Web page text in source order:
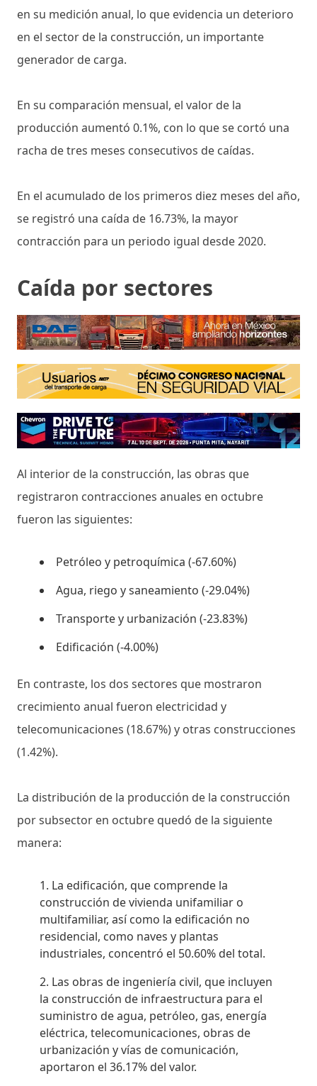
en su medición anual, lo que evidencia un deterioro
en el sector de la construcción, un importante
generador de carga.
En su comparación mensual, el valor de la
producción aumentó 0.1%, con lo que se cortó una
racha de tres meses consecutivos de caídas.
En el acumulado de los primeros diez meses del año,
se registró una caída de 16.73%, la mayor
contracción para un periodo igual desde 2020.
Caída por sectores
Al interior de la construcción, las obras que
registraron contracciones anuales en octubre
fueron las siguientes:
Petróleo y petroquímica (-67.60%)
Agua, riego y saneamiento (-29.04%)
Transporte y urbanización (-23.83%)
Edificación (-4.00%)
En contraste, los dos sectores que mostraron
crecimiento anual fueron electricidad y
telecomunicaciones (18.67%) y otras construcciones
(1.42%).
La distribución de la producción de la construcción
por subsector en octubre quedó de la siguiente
manera:
La edificación, que comprende la
construcción de vivienda unifamiliar o
multifamiliar, así como la edificación no
residencial, como naves y plantas
industriales, concentró el 50.60% del total.
Las obras de ingeniería civil, que incluyen
la construcción de infraestructura para el
suministro de agua, petróleo, gas, energía
eléctrica, telecomunicaciones, obras de
urbanización y vías de comunicación,
aportaron el 36.17% del valor.